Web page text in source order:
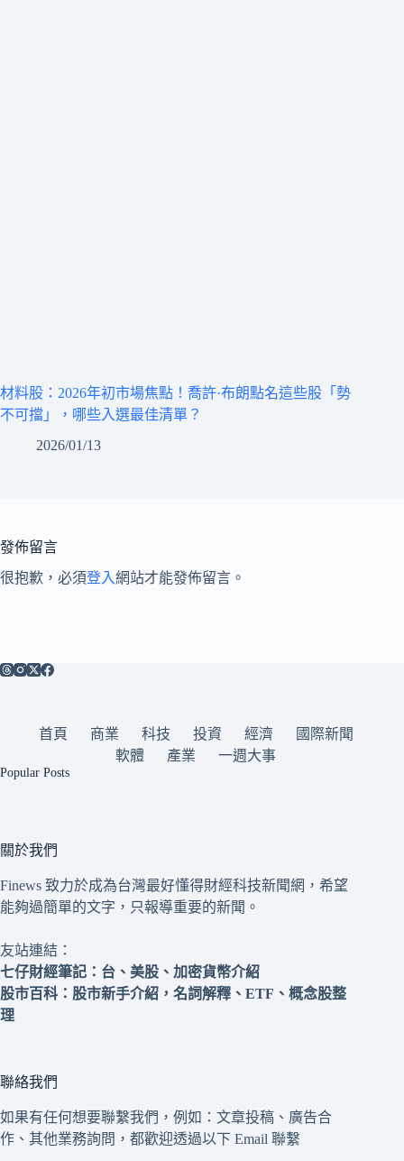
材料股：2026年初市場焦點！喬許·布朗點名這些股「勢
不可擋」，哪些入選最佳清單？
2026/01/13
發佈留言
很抱歉，必須登入網站才能發佈留言。
首頁 商業 科技 投資 經濟
國際新聞
軟體
產業 一週大事
Popular Posts
關於我們
Finews 致力於成為台灣最好懂得財經科技新聞網，希望
能夠過簡單的文字，只報導重要的新聞。
友站連結：
七仔財經筆記 ：台、美股、加密貨幣介紹
股市百科 ：股市新手介紹，名詞解釋、ETF、概念股整
理
聯絡我們
如果有任何想要聯繫我們，例如：文章投稿、廣告合
作、其他業務詢問，都歡迎透過以下 Email 聯繫